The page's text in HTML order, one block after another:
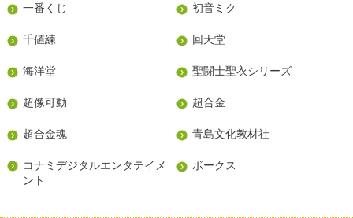
一番くじ 初音ミク
千値練 回天堂
海洋堂 聖闘士聖衣シリーズ
超像可動 超合金
超合金魂 青島文化教材社
コナミデジタルエンタテイメ
ント
ボークス